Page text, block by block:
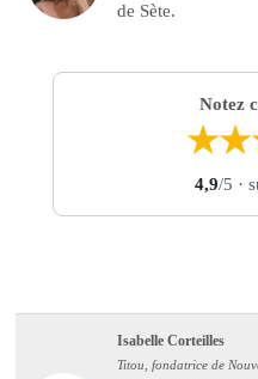
de Sète.
Notez
★★
4,9/5 ·
Isabelle Corteilles
Titou, fondatrice de